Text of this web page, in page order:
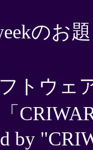
のお
トウェ
by